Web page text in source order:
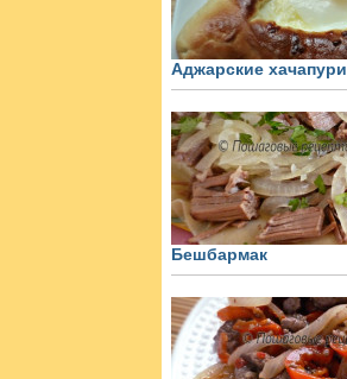
Аджарские хачапури
Бешбармак